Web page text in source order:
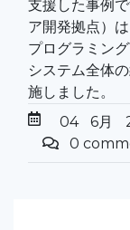
支援した事例
ア開発拠点）
プログラミン
システム全体
施しました。
04
6月
0